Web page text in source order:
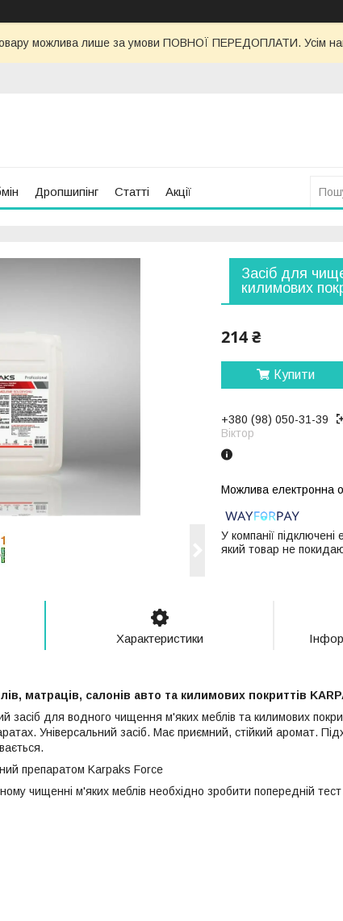
можлива лише за умови ПОВНОЇ ПЕРЕДОПЛАТИ. Усім нам
Дропшипінг Статті Акції
Засіб для
килимових
214 ₴
Купити
+380 (98) 050-31-39
Віктор
У компанії
який товар не
Характеристики
матраців, салонів авто та килимових покриттів
засіб для водного чищення м'яких меблів та килимових
Універсальний засіб. Має приємний, стійкий аромат.
препаратом Karpaks Force
чищенні м'яких меблів необхідно зробити попередній тест